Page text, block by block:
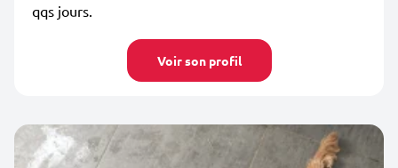
qqs jours.
Voir son profil